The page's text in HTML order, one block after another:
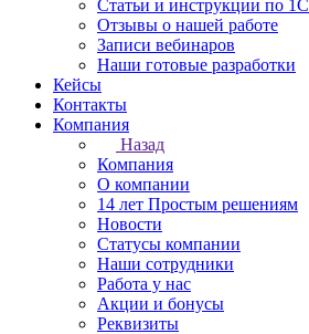
Статьи и инструкции по 1С
Отзывы о нашей работе
Записи вебинаров
Наши готовые разработки
Кейсы
Контакты
Компания
Назад
Компания
О компании
14 лет Простым решениям
Новости
Статусы компании
Наши сотрудники
Работа у нас
Акции и бонусы
Реквизиты